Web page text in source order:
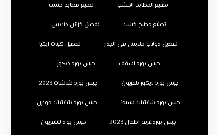
تصنيع المطابخ الخشب تصنيع مطابخ خشب
تصنيع مطبخ خشب تفصيل خزائن ملابس
تفصيل دولاب ملابس في الجدار تفصيل كبتات ايكيا
جبس بورد اسقف جبس بورد ديكور
جبس بورد ديكور تلفزيون جبس بورد شاشات 2023
جبس بورد شاشات بسيط جبس بورد شاشات مودرن
جبس بورد غرف اطفال 2023 جبس بورد للتلفزيون